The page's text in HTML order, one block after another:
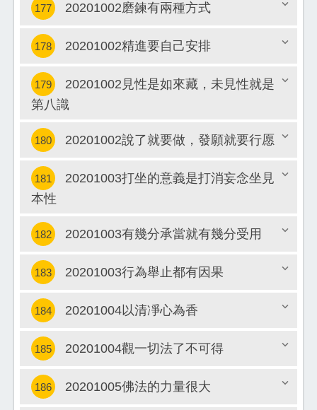
關閉
關閉
177 20201002磨鍊有兩種方式
關閉
178 20201002精進要自己安排
179
20201002見性是如來藏，未見性就是
第八識
關閉
180 20201002說了就要做，發願就要行愿
181
20201003打坐的意義是打消妄念坐見
本性
關閉
182 20201003有幾分承當就有幾分受用
關閉
183 20201003行為舉止都有因果
關閉
184 20201004以清凈心為香
關閉
185 20201004觀一切法了不可得
186 20201005佛法的力量很大